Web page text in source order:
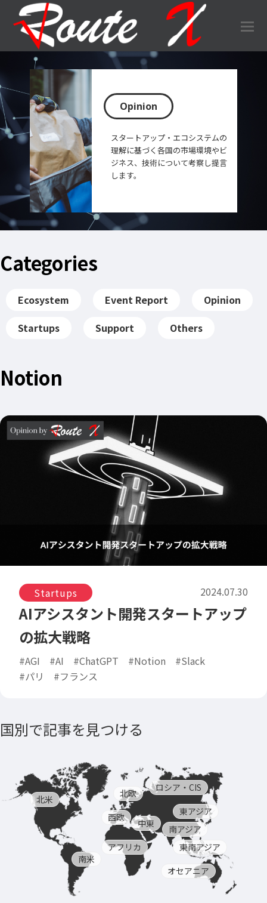
Opinion
スタートアップ・エコシステムの
理解に基づく各国の市場環境やビ
ジネス、技術について考察し提言
します。
Categories
Ecosystem Event Report
Opinion
Startups
Support Others
Notion
Startups 2024.07.30
AIアシスタント開発スタートアップ
の拡大戦略
#AGI #AI #ChatGPT #Notion
#Slack
#パリ
#フランス
国別で記事を見つける
北米
南米
西欧
北欧
アフリカ
中東
ロシア・CIS
東アジア
南アジア
東南アジア
オセアニア